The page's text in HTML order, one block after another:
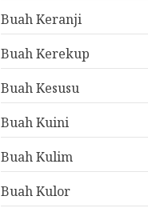
Buah Keranji
Buah Kerekup
Buah Kesusu
Buah Kuini
Buah Kulim
Buah Kulor